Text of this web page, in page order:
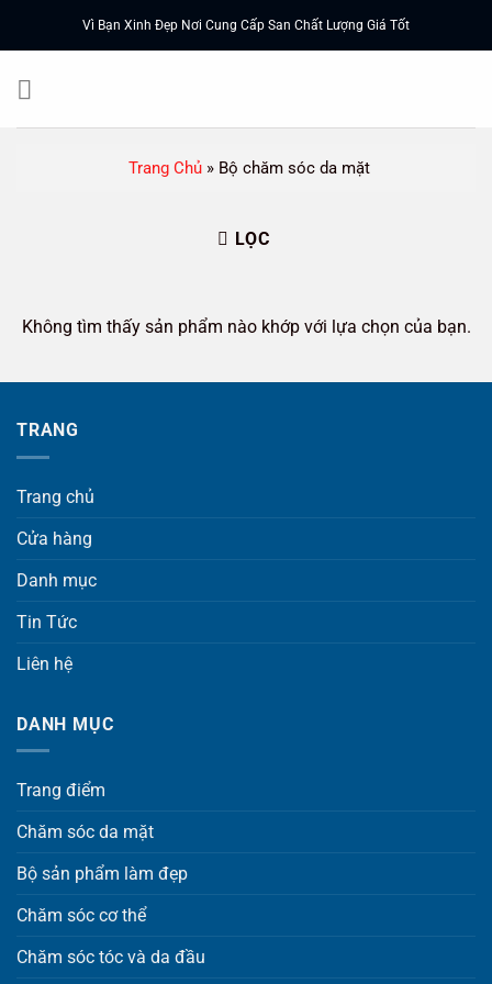
dung
Vì Bạn Xinh Đẹp Nơi Cung Cấp San Chất Lượng Giá Tốt
Trang Chủ» Bộ chăm sóc da mặt
LỌC
Không tìm thấy sản phẩm nào khớp với lựa chọn của bạn.
TRANG
Trang chủ
Cửa hàng
Danh mục
Tin Tức
Liên hệ
DANH MỤC
Trang điểm
Chăm sóc da mặt
Bộ sản phẩm làm đẹp
Chăm sóc cơ thể
Chăm sóc tóc và da đầu